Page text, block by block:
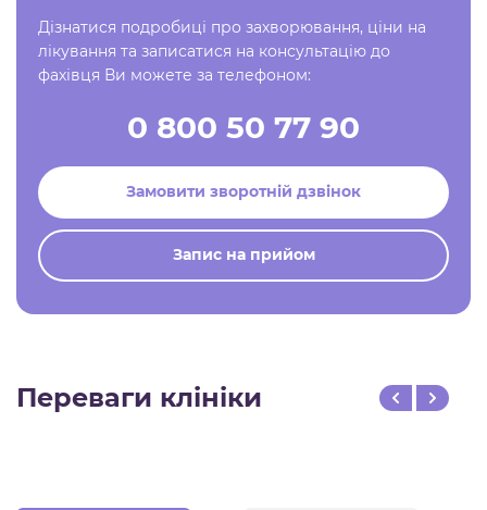
Дізнатися подробиці про захворювання, ціни на
лікування та записатися на консультацію до
фахівця Ви можете за телефоном:
0 800 50 77 90
Замовити зворотній дзвінок
Запис на прийом
Переваги клініки